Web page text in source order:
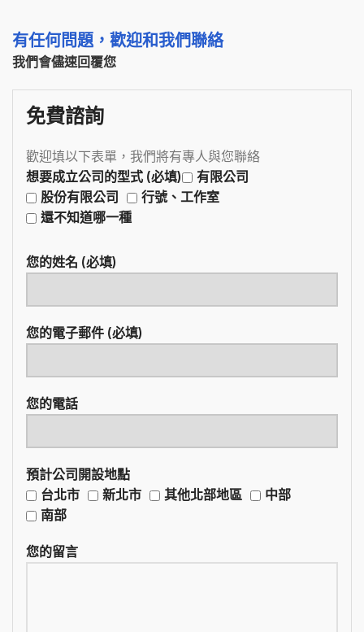
有任何問題，歡迎和我們聯絡
我們會儘速回覆您
免費諮詢
歡迎填以下表單，我們將有專人與您聯絡
想要成立公司的型式 (必填)
有限公司
股份有限公司
行號、工作室
還不知道哪一種
您的姓名 (必填)
您的電子郵件 (必填)
您的電話
預計公司開設地點
台北市
新北市 其他北部地區
中部
南部
您的留言